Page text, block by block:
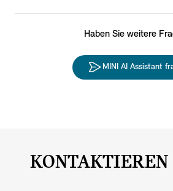
Haben Sie weitere
MINI AI Assistant
KONTAKTIEREN